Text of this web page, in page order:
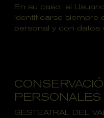
En su caso, el
identificarse siempre
personal y con datos
PERSONALES
GESTEATRAL DEL